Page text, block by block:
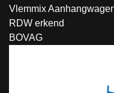
Vlemmix
RDW erkend
BOVAG